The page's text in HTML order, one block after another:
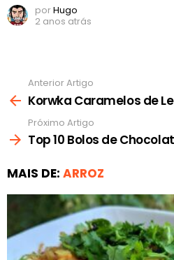
porHugo
2 anos atrás
mais
Anterior Artigo
Korwka Caramelos de
Próximo Artigo
Top 10 Bolos de
MAIS DE: ARROZ